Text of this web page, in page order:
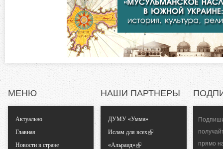
а
л
ь
МЕНЮ
Актуально
Главная
Новости в стране
НАШИ ПАРТНЕРЫ
ДУМУ «Умма»
Ислам для всех
«Альраид»
прямо